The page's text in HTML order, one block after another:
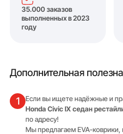
35.000 заказов
выполненных в 2023
году
Дополнительная
1
Если вы ищете надёжные и
Honda Civic IX седан
по адресу!
Мы предлагаем EVA-коврики,